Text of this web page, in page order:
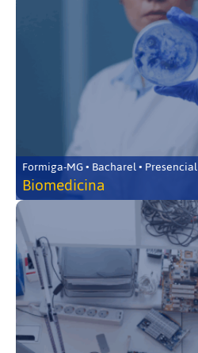
Formiga-MG • Bacharel • Presencial
Biomedicina